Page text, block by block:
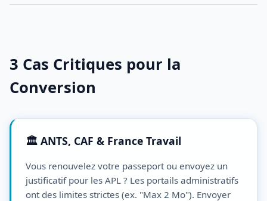
3 Cas Critiques pour la
Conversion
🏛️ ANTS, CAF & France Travail
Vous renouvelez votre passeport ou envoyez un
justificatif pour les APL ? Les portails administratifs
ont des limites strictes (ex. "Max 2 Mo"). Envoyer